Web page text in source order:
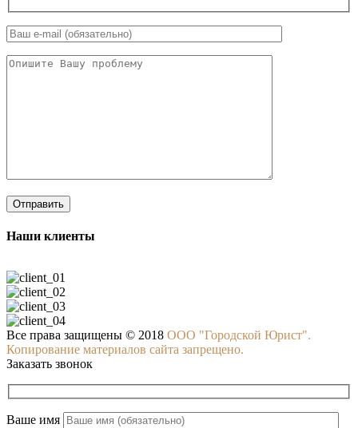
Наши клиенты
Все права защищены © 2018 ООО "Городской Юрист".
Копирование материалов сайта запрещено.
Заказать звонок
Ваше имя